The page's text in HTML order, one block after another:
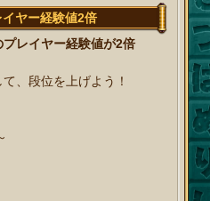
ヤー経験値2倍
レイヤー経験値が2倍
、段位を上げよう！